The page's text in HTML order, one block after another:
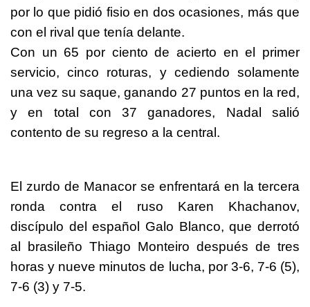
por lo que pidió fisio en dos ocasiones, más que
con el rival que tenía delante.
Con un 65 por ciento de acierto en el primer
servicio, cinco roturas, y cediendo solamente
una vez su saque, ganando 27 puntos en la red,
y en total con 37 ganadores, Nadal salió
contento de su regreso a la central.
El zurdo de Manacor se enfrentará en la tercera
ronda contra el ruso Karen Khachanov,
discípulo del español Galo Blanco, que derrotó
al brasileño Thiago Monteiro después de tres
horas y nueve minutos de lucha, por 3-6, 7-6 (5),
7-6 (3) y 7-5.